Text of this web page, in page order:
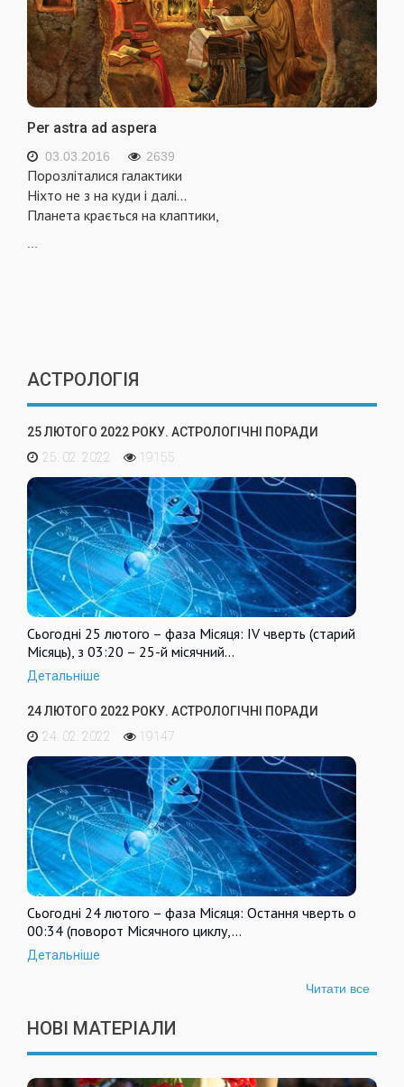
Per astra ad aspera
03.03.2016 2639
Порозліталися галактики
Ніхто не з на куди і далі...
Планета крається на клаптики,
АСТРОЛОГІЯ
25 ЛЮТОГО 2022 РОКУ. АСТРОЛОГІЧНІ ПОРАДИ
25. 02. 2022
19155
Сьогодні 25 лютого – фаза Місяця: IV чверть (старий
Місяць), з 03:20 – 25-й місячний…
Детальніше
24 ЛЮТОГО 2022 РОКУ. АСТРОЛОГІЧНІ ПОРАДИ
24. 02. 2022
19147
Сьогодні 24 лютого – фаза Місяця: Остання чверть о
00:34 (поворот Місячного циклу,…
Детальніше
Читати все
НОВІ МАТЕРІАЛИ